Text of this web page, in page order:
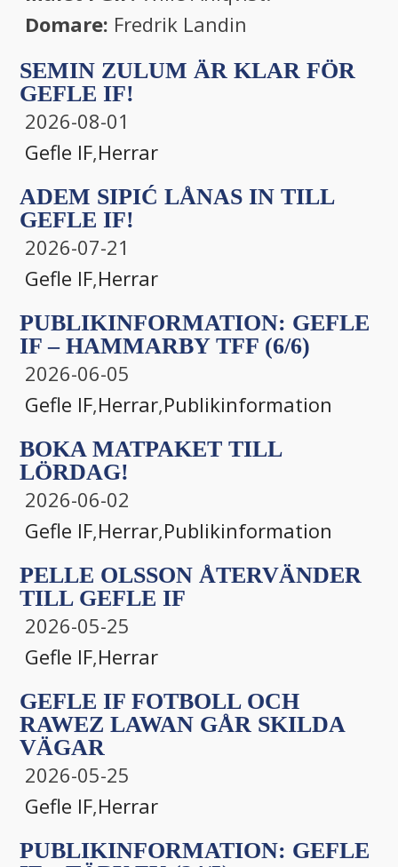
Domare: Fredrik Landin
SEMIN ZULUM ÄR KLAR FÖR
GEFLE IF!
2026-08-01
Gefle IF,Herrar
ADEM SIPIĆ LÅNAS IN TILL
GEFLE IF!
2026-07-21
Gefle IF,Herrar
PUBLIKINFORMATION: GEFLE
IF – HAMMARBY TFF (6/6)
2026-06-05
Gefle IF,Herrar,Publikinformation
BOKA MATPAKET TILL
LÖRDAG!
2026-06-02
Gefle IF,Herrar,Publikinformation
PELLE OLSSON ÅTERVÄNDER
TILL GEFLE IF
2026-05-25
Gefle IF,Herrar
GEFLE IF FOTBOLL OCH
RAWEZ LAWAN GÅR SKILDA
VÄGAR
2026-05-25
Gefle IF,Herrar
PUBLIKINFORMATION: GEFLE